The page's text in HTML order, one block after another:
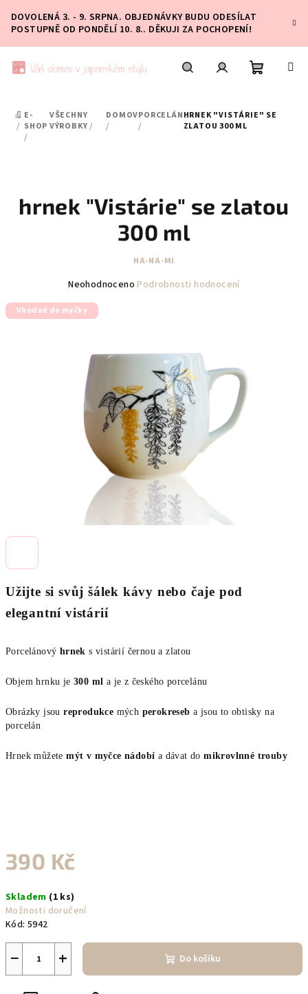
obsah
DOVOLENÁ 3. - 9. SRPNA. OBJEDNÁVKY BUDU ODESÍLAT
POSTUPNĚ OD PONDĚLÍ 10. 8.. DĚKUJI ZA POCHOPENÍ!
DOMŮ
/
E-
SHOP
/
VŠECHNY
VÝROBKY/
DOMOV
/
PORCELÁN
/
HRNEK "VISTÁRIE" SE
ZLATOU 300 ML
Užijte si svůj šálek kávy nebo čaje pod
elegantní vistárií
Porcelánový hrnek s vistárií černou a zlatou
Objem hrnku je 300 ml a je z českého porcelánu
Obrázky jsoureprodukce mých perokreseb a jsou to obtisky na
porcelán
Hrnek můžetemýt v myčce nádobí a dávat domikrovlnné trouby
390 Kč
cena:
Skladem (1 ks)
Možnosti doručení
Kód: 5942
+
− Do košíku
hrnek "Vistárie" se zlatou
300 ml
HA-NA-MI
Průměrné
produktu
hvězdiček.
Neohodnoceno Podrobnosti hodnocení
Vhodné do myčky